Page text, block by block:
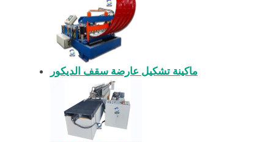
ماكينة تشكيل عارضة سقف الديكور